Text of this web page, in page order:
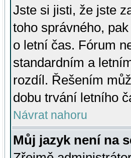
Jste si jisti, že jste
toho správného,
o letní čas. Fórum
standardním a
rozdíl. Řešením
dobu trvání letního
Návrat nahoru
Můj jazyk není na